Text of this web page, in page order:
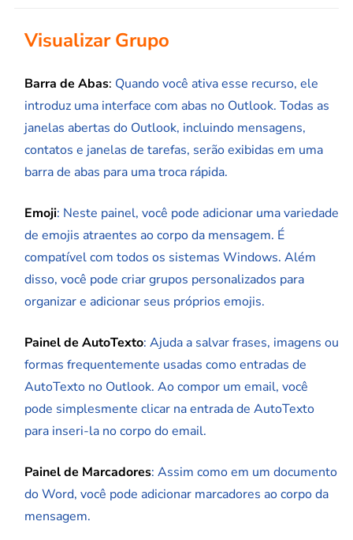
Visualizar Grupo
Barra de Abas: Quando você ativa esse recurso, ele
introduz uma interface com abas no Outlook. Todas as
janelas abertas do Outlook, incluindo mensagens,
contatos e janelas de tarefas, serão exibidas em uma
barra de abas para uma troca rápida.
Emoji: Neste painel, você pode adicionar uma variedade
de emojis atraentes ao corpo da mensagem. É
compatível com todos os sistemas Windows. Além
disso, você pode criar grupos personalizados para
organizar e adicionar seus próprios emojis.
Painel de AutoTexto: Ajuda a salvar frases, imagens ou
formas frequentemente usadas como entradas de
AutoTexto no Outlook. Ao compor um email, você
pode simplesmente clicar na entrada de AutoTexto
para inseri-la no corpo do email.
Painel de Marcadores: Assim como em um documento
do Word, você pode adicionar marcadores ao corpo da
mensagem.